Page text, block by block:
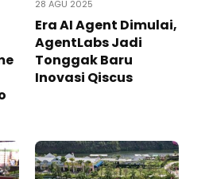
28 AGU 2025
Era AI Agent Dimulai,
AgentLabs Jadi
Tonggak Baru
Inovasi Qiscus